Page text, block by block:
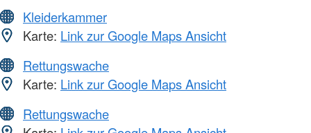
Kleiderkammer
Karte: Link zur Google Maps Ansicht
Rettungswache
Karte: Link zur Google Maps Ansicht
Rettungswache